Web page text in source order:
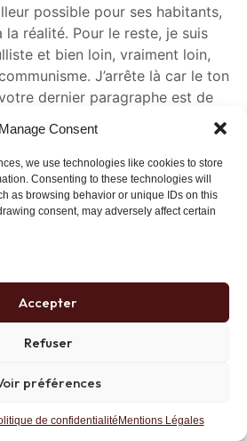
Manage Consent
we use technologies like cookies to store
Consenting to these technologies will
as browsing behavior or unique IDs on this
consent, may adversely affect certain
Accepter
Refuser
préférences
de confidentialité Mentions Légales
possible pour ses habitants,
la réalité. Pour le reste, je suis
et bien loin, vraiment loin,
J’arrête là car le ton
dernier paragraphe est de
à me chauffer la bile et à me
à monter en gamme, si j’ose
Lien
Marchenoir
bien, maintenant, vous savez qui il
que moi. Elles sont
sur la place publique.